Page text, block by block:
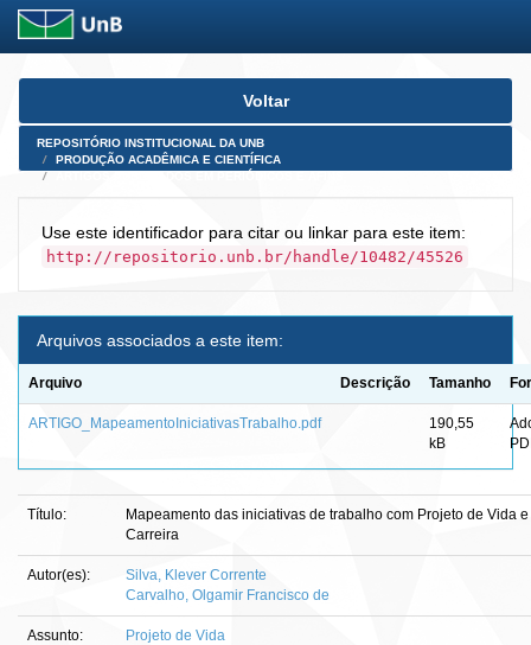
Skip
Voltar
REPOSITÓRIO INSTITUCIONAL DA UNB
PRODUÇÃO ACADÊMICA E CIENTÍFICA
Use este identificador para citar ou linkar para este item:
http://repositorio.unb.br/handle/10482/45526
Arquivos associados a este item:
Arquivo Descrição Tamanho
ARTIGO_MapeamentoIniciativasTrabalho.pdf
190,55
kB
Título:
Mapeamento das iniciativas de trabalho com Projeto de Vida
Carreira
Autor(es):
Silva, Klever Corrente
Carvalho, Olgamir Francisco de
Assunto:
Projeto de Vida